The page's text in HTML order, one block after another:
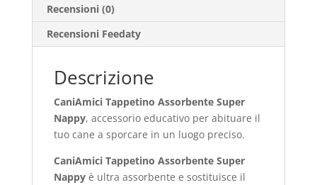
Recensioni (0)
Recensioni Feedaty
Descrizione
CaniAmici Tappetino Assorbente Super
Nappy, accessorio educativo per abituare il
tuo cane a sporcare in un luogo preciso.
CaniAmici Tappetino Assorbente Super
Nappyè ultra assorbente e sostituisce il